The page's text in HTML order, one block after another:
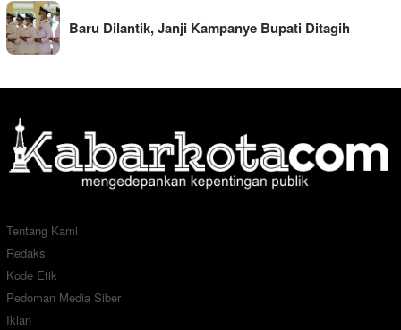
Baru Dilantik, Janji Kampanye Bupati Ditagih
Tentang Kami
Redaksi
Kode Etik
Pedoman Media Siber
Iklan